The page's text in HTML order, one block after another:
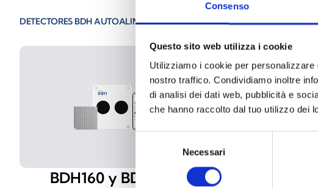
Consenso
Questo sito web utilizza i cookie
Utilizziamo i cookie per
nostro traffico. Condividiamo inoltre
di analisi dei dati web, pubblicità e
che hanno raccolto dal tuo utilizzo dei
consenso
Necessari
DETECTORES BDH AUTOALINEANTES
BDH160 y BDH260